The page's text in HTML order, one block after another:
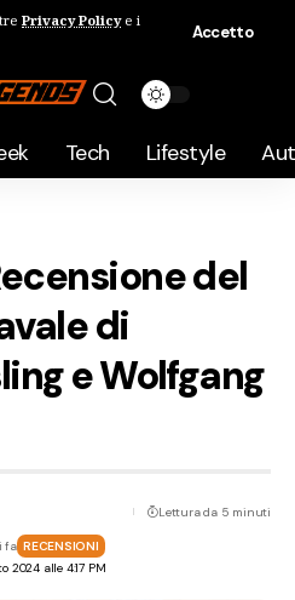
Privacy Policye i
Accetto
Tech Lifestyle
del
di
e Wolfgang
2024 alle 4:17 PM
fa RECENSIONI
Lettura da 5 minuti